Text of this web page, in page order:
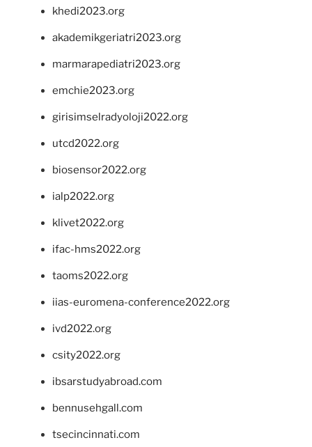
khedi2023.org
akademikgeriatri2023.org
marmarapediatri2023.org
emchie2023.org
girisimselradyoloji2022.org
utcd2022.org
biosensor2022.org
ialp2022.org
klivet2022.org
ifac-hms2022.org
taoms2022.org
iias-euromena-conference2022.org
ivd2022.org
csity2022.org
ibsarstudyabroad.com
bennusehgall.com
tsecincinnati.com